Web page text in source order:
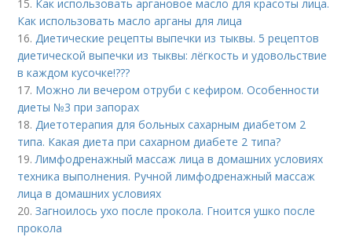
15. Как использовать аргановое масло для красоты лица.
Как использовать масло арганы для лица
16.Диетические рецепты выпечки из тыквы. 5 рецептов
диетической выпечки из тыквы: лёгкость и удовольствие
в каждом кусочке!???
17. Можно ли вечером отруби с кефиром. Особенности
диеты №3 при запорах
18.Диетотерапия для больных сахарным диабетом 2
типа. Какая диета при сахарном диабете 2 типа?
19.Лимфодренажный массаж лица в домашних условиях
техника выполнения. Ручной лимфодренажный массаж
лица в домашних условиях
20.Загноилось ухо после прокола. Гноится ушко после
прокола